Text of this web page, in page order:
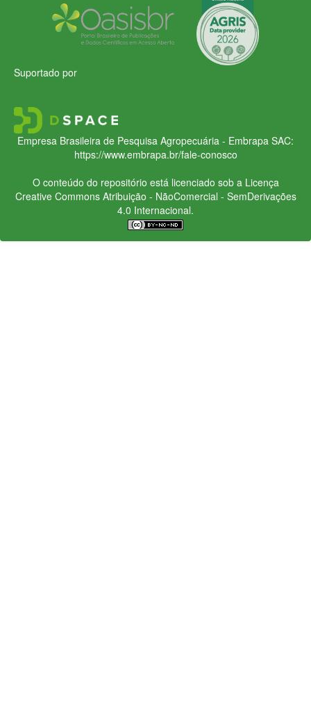
Suportado por
Empresa Brasileira de Pesquisa Agropecuária - Embrapa SAC:
https://www.embrapa.br/fale-conosco
O conteúdo do repositório está licenciado sob a Licença
Creative CommonsAtribuição - NãoComercial - SemDerivações
4.0 Internacional.